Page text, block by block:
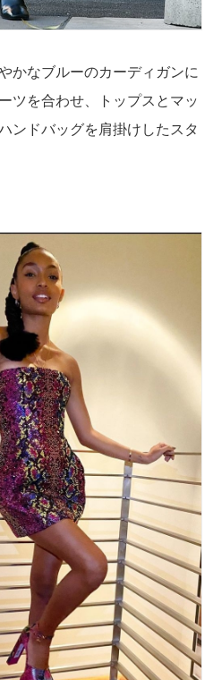
かなブルーのカーディガンに
ツを合わせ、トップスとマッ
ンドバッグを肩掛けしたスタ